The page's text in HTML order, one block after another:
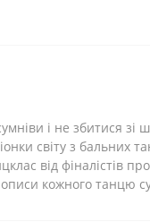
і не збитися
світу з бальних
від фіналістів
кожного танцю